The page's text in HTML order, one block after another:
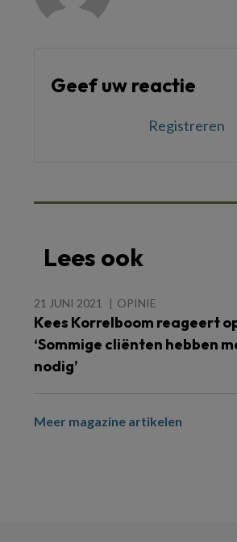
Geef uw reactie
Registreren
Lees ook
21 JUNI 2021 OPINIE
Kees Korrelboom reageert
‘Sommige cliënten hebben
nodig’
Meer magazine artikelen